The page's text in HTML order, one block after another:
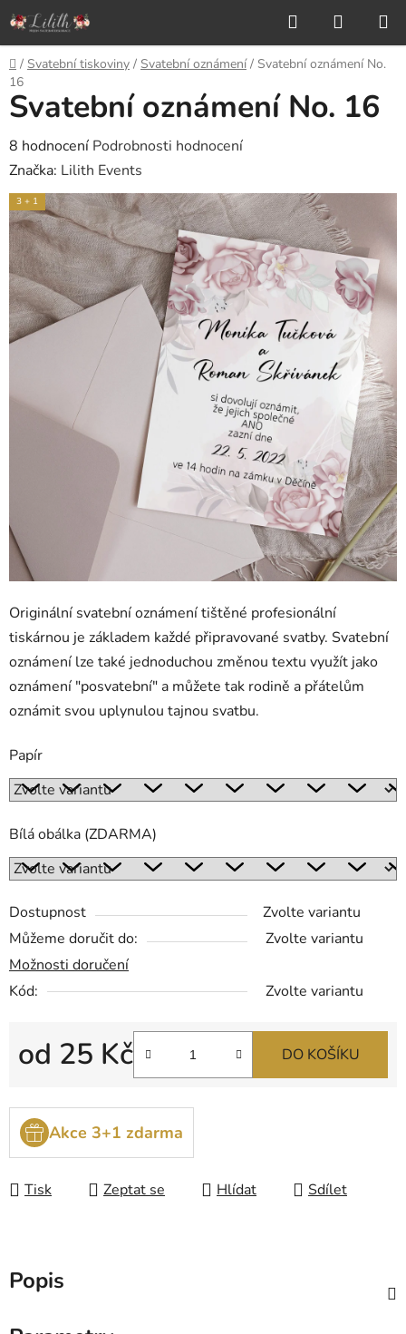
Přejít
na
obsah
Hledat
KOŠÍK
Domů
/ Svatební tiskoviny / Svatební oznámení / Svatební oznámení No.
16
Originální svatební oznámení tištěné profesionální
tiskárnou je základem každé připravované svatby. Svatební
oznámení lze také jednoduchou změnou textu využít jako
oznámení "posvatební" a můžete tak rodině a přátelům
oznámit svou uplynulou tajnou svatbu.
Papír
Bílá obálka (ZDARMA)
Dostupnost
Zvolte variantu
Můžeme doručit do:
Zvolte variantu
Možnosti doručení
Kód:
Zvolte variantu
od 25 Kč DO KOŠÍKU
Akce 3+1 zdarma
Tisk Zeptat se Hlídat Sdílet
Svatební oznámení No. 16
Průměrné
hodnocení
produktu
je
5,0
z
5
hvězdiček.
8 hodnocení Podrobnosti hodnocení
Značka: Lilith Events
3 + 1
Popis